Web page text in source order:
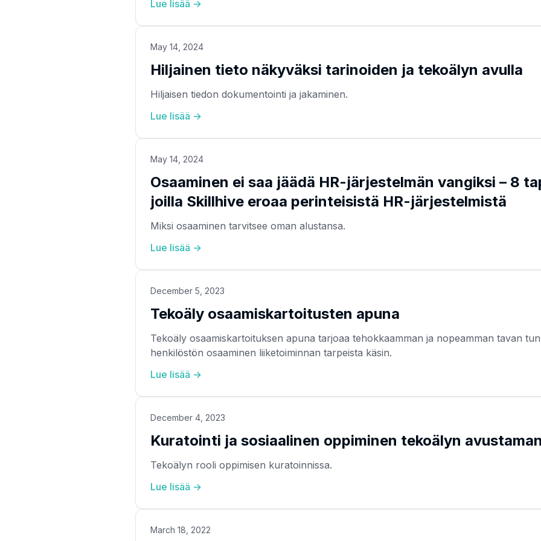
Lue lisää →
May 14, 2024
Hiljainen tieto näkyväksi tarinoiden ja tekoälyn avulla
Hiljaisen tiedon dokumentointi ja jakaminen.
Lue lisää →
May 14, 2024
Osaaminen ei saa jäädä HR-järjestelmän vangiksi – 8
joilla Skillhive eroaa perinteisistä HR-järjestelmistä
Miksi osaaminen tarvitsee oman alustansa.
Lue lisää →
December 5, 2023
Tekoäly osaamiskartoitusten apuna
Tekoäly osaamiskartoituksen apuna tarjoaa tehokkaamman ja nopeamman tavan
henkilöstön osaaminen liiketoiminnan tarpeista käsin.
Lue lisää →
December 4, 2023
Kuratointi ja sosiaalinen oppiminen tekoälyn
Tekoälyn rooli oppimisen kuratoinnissa.
Lue lisää →
March 18, 2022